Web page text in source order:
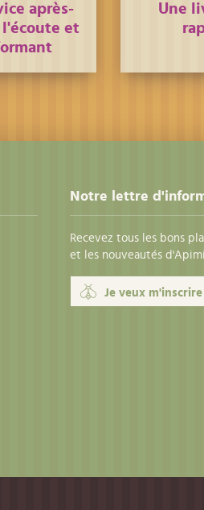
après-
et
Une
Notre lettre
Recevez tous les bons
et les nouveautés
Je veux m'inscrire